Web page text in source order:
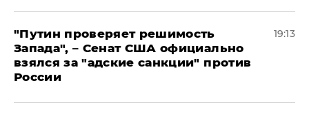
"Путин проверяет решимость
Запада", – Сенат США официально
взялся за "адские санкции" против
России
19:13